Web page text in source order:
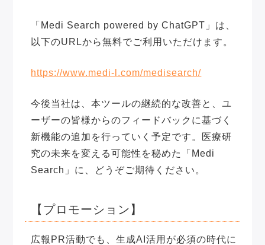
「Medi Search powered by ChatGPT」は、
以下のURLから無料でご利用いただけます。
https://www.medi-l.com/medisearch/
今後当社は、本ツールの継続的な改善と、ユ
ーザーの皆様からのフィードバックに基づく
新機能の追加を行っていく予定です。医療研
究の未来を変える可能性を秘めた「Medi
Search」に、どうぞご期待ください。
【プロモーション】
広報PR活動でも、生成AI活用が必須の時代に